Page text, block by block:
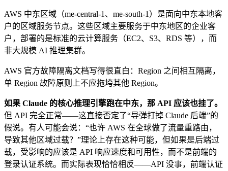
AWS 中东区域（me-central-1、me-south-1）是面向中东本地客
户的区域服务节点。这些区域主要服务于中东地区的企业客
户，部署的是标准的云计算服务（EC2、S3、RDS 等），而
非大规模 AI 推理集群。
AWS 官方故障隔离文档写得很直白：Region 之间相互隔离，
单 Region 故障原则上不应拖垮其他 Region。
如果 Claude 的核心推理引擎跑在中东，那 API 应该也挂了。
但 API 完全正常——这直接否定了“导弹打掉 Claude 后端”的
假说。有人可能会说：“也许 AWS 在全球做了流量重路由，
导致其他区域过载？”理论上存在这种可能，但如果是后端过
载，受影响的应该是 API 响应速度和可用性，而不是前端的
登录认证系统。而实际表现恰恰相反——API 没事，前端认证